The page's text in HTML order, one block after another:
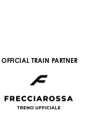
OFFICIAL TRAIN PARTNER